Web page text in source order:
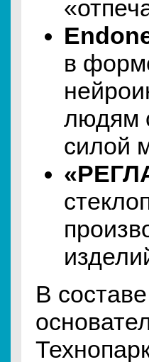
в
людям
силой
В